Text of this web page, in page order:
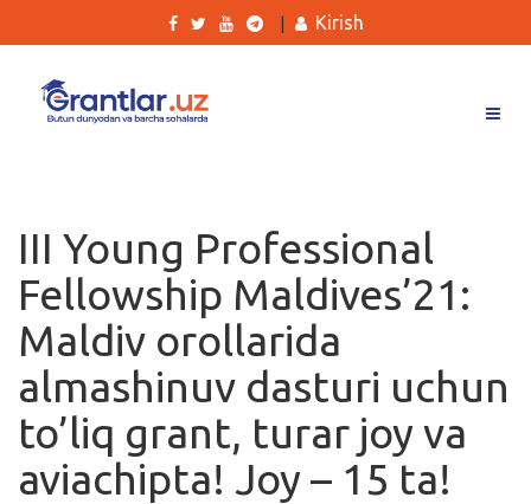
Ishlar
Kurslar
Blog
Yana
Kirish
III Young Professional
Fellowship Maldives’21:
Maldiv orollarida
almashinuv dasturi uchun
to’liq grant, turar joy va
aviachipta! Joy – 15 ta!